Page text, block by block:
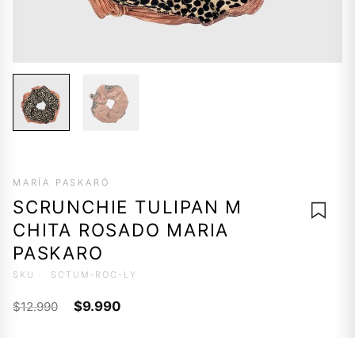
MARÍA PASKARÓ
SCRUNCHIE TULIPAN M
CHITA ROSADO MARIA
PASKARO
SKU · SCTUM-ROC-LY
$12.990
El
$9.990El